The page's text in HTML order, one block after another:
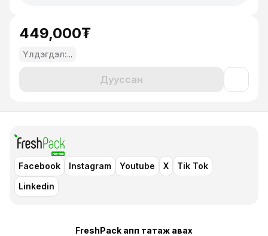
449,000₮
Үлдэгдэл:...
Дууссан
Facebook Instagram Youtube X
Tik Tok
Linkedin
FreshPack апп татаж авaх